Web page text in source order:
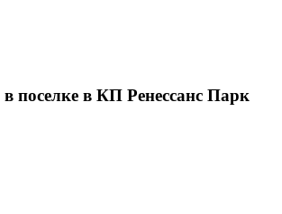
поселке в КП Ренессанс Парк